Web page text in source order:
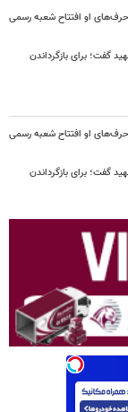
حرف‌های او افتتاح شعبه رسمی
گفت؛ برای بازگرداندن
حرف‌های او افتتاح شعبه رسمی
گفت؛ برای بازگرداندن